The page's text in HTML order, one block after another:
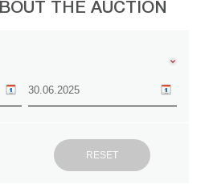
THE AUCTION